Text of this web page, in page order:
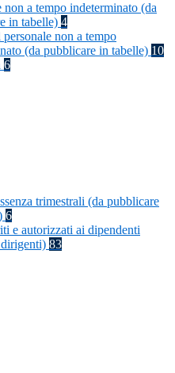
non a tempo indeterminato (da
in tabelle) 4
non a tempo
(da pubblicare in tabelle) 10
6
trimestrali (da pubblicare
6
e autorizzati ai dipendenti
83